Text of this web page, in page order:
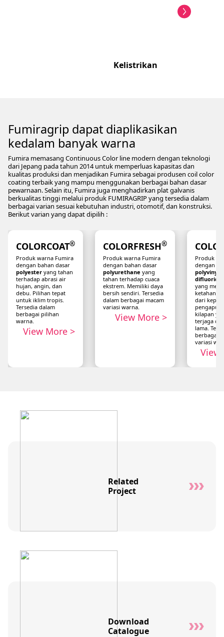
Kelistrikan
Fumiragrip dapat diaplikasikan
kedalam banyak warna
Fumira memasang Continuous Color line modern dengan teknologi
dari Jepang pada tahun 2014 untuk memperluas kapasitas dan
kualitas produksi dan menjadikan Fumira sebagai produsen coil color
coating terbaik yang mampu menggunakan berbagai bahan dasar
pewarnaan. Selain itu, Fumira juga menghadirkan plat galvanis
berkualitas tinggi melalui produk FUMIRAGRIP yang tersedia dalam
berbagai varian sesuai kebutuhan industri, otomotif, dan konstruksi.
Berikut varian yang dapat dipilih :
COLORCOAT®
Produk warna Fumira
dengan bahan dasar
polyester yang tahan
terhadap abrasi air
hujan, angin, dan
debu. Pilihan tepat
untuk iklim tropis.
Tersedia dalam
berbagai pilihan
warna.
View More >
COLORFRESH®
Produk warna Fumira
dengan bahan dasar
polyurethane yang
tahan terhadap cuaca
ekstrem. Memiliki daya
bersih sendiri. Tersedia
dalam berbagai macam
variasi warna.
View More >
Produk
dengan
difluoride
yang
dari
kilapan
terjaga
lama.
berbagai
variasi
View
Related
Project
Download
Catalogue